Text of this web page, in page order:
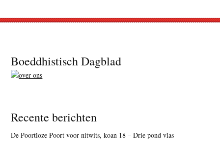
Footer
Boeddhistisch Dagblad
Recente berichten
De Poortloze Poort voor nitwits, koan 18 – Drie pond vlas